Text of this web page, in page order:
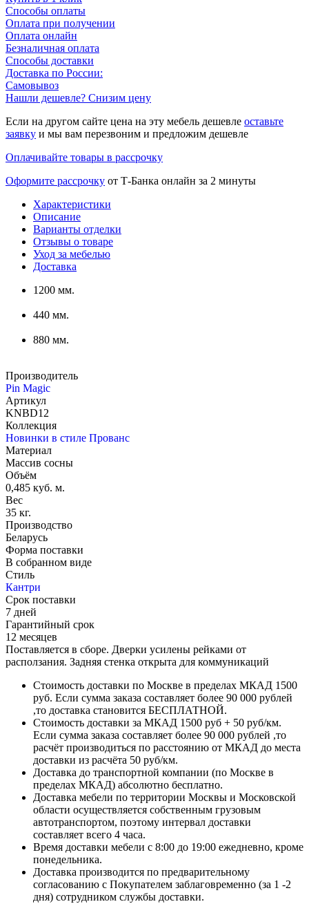
Способы оплаты
Оплата при получении
Оплата онлайн
Безналичная оплата
Способы доставки
Доставка по России:
Самовывоз
Нашли дешевле? Снизим цену
Если на другом сайте цена на эту мебель дешевле оставьте
заявку и мы вам перезвоним и предложим дешевле
Оплачивайте товары в рассрочку
Оформите рассрочку от Т-Банка онлайн за 2 минуты
Характеристики
Описание
Варианты отделки
Отзывы о товаре
Уход за мебелью
Доставка
1200 мм.
440 мм.
880 мм.
Производитель
Pin Magic
Артикул
KNBD12
Коллекция
Новинки в стиле Прованс
Материал
Массив сосны
Объём
0,485 куб. м.
Вес
35 кг.
Производство
Беларусь
Форма поставки
В собранном виде
Стиль
Кантри
Срок поставки
7 дней
Гарантийный срок
12 месяцев
Поставляется в сборе. Дверки усилены рейками от
расползания. Задняя стенка открыта для коммуникаций
Стоимость доставки по Москве в пределах МКАД 1500
руб. Если сумма заказа составляет более 90 000 рублей
,то доставка становится БЕСПЛАТНОЙ.
Стоимость доставки за МКАД 1500 руб + 50 руб/км.
Если сумма заказа составляет более 90 000 рублей ,то
расчёт производиться по расстоянию от МКАД до места
доставки из расчёта 50 руб/км.
Доставка до транспортной компании (по Москве в
пределах МКАД) абсолютно бесплатно.
Доставка мебели по территории Москвы и Московской
области осуществляется собственным грузовым
автотранспортом, поэтому интервал доставки
составляет всего 4 часа.
Время доставки мебели с 8:00 до 19:00 ежедневно, кроме
понедельника.
Доставка производится по предварительному
согласованию с Покупателем заблаговременно (за 1 -2
дня) сотрудником службы доставки.